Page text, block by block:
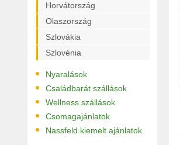
Horvátország
Olaszország
Szlovákia
Szlovénia
• Nyaralások
• Családbarát szállások
• Wellness szállások
• Csomagajánlatok
• Nassfeld kiemelt ajánlatok